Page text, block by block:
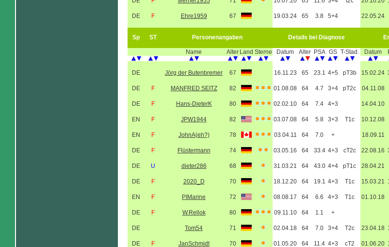
DE F Ehre1959 67 19.03.24 65 3.8 5+4 22.05.24
Sp ST Personenangaben Details bei Diagnose
Name Alter Land Sterne Datum Alter PSA GS T-Stad. Datum
DE Jörg der Butenbremer 67 16.11.23 65 23.1 4+5 pT3b 15.02.24
DE F MANFRED SEITZ 82 01.08.08 64 4.7 3+4 pT2c 04.11.08
DE F Hans-DieterK 80 02.02.10 64 7.4 4+3 14.04.10
EN F JPW1944 82 03.07.08 64 5.8 3+3 T1c 10.12.08
EN F JohnA(eh?) 78 03.04.11 64 7.0 + 18.09.11
DE F Flüstermann 74 03.05.16 64 33.4 4+3 cT2c 22.08.16
DE U dieter286 68 31.03.21 64 43.0 4+4 pT1c 28.04.21
DE F 2020_D 70 18.12.20 64 19.1 4+3 T1c 15.03.21
EN F PIMarine 72 08.08.17 64 6.6 4+3 T1c 01.10.18
DE F W.Rellok 80 09.11.10 64 1.1 +
DE Tom54 71 02.04.18 64 7.0 3+4 T2c 23.04.18
DE F JanSchmidt 70 01.05.20 64 11.4 4+3 cT2 01.06.20